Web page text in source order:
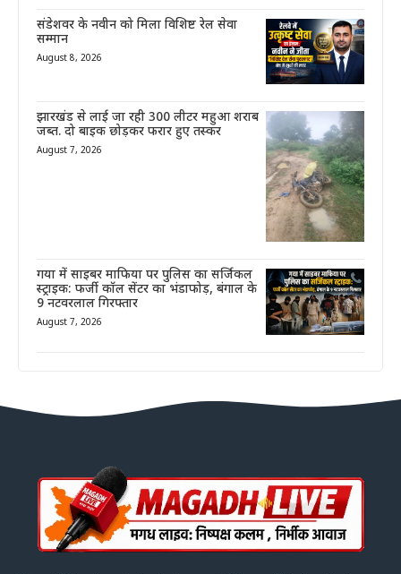
संडेशवर के नवीन को मिला विशिष्ट रेल सेवा
सम्मान
August 8, 2026
झारखंड से लाई जा रही 300 लीटर महुआ शराब
जब्त. दो बाइक छोड़कर फरार हुए तस्कर
August 7, 2026
गया में साइबर माफिया पर पुलिस का सर्जिकल
स्ट्राइक: फर्जी कॉल सेंटर का भंडाफोड़, बंगाल के
9 नटवरलाल गिरफ्तार
August 7, 2026